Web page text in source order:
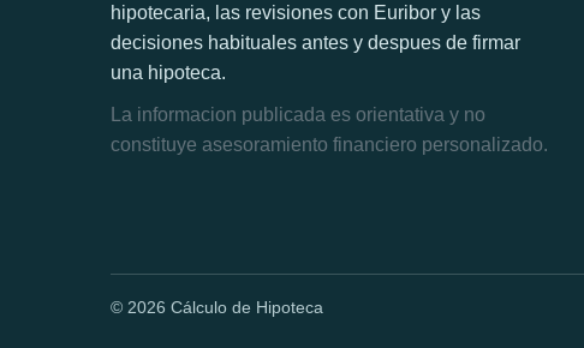
hipotecaria, las revisiones con Euribor y las
decisiones habituales antes y despues de firmar
una hipoteca.
La informacion publicada es orientativa y no
constituye asesoramiento financiero personalizado.
© 2026 Cálculo de Hipoteca